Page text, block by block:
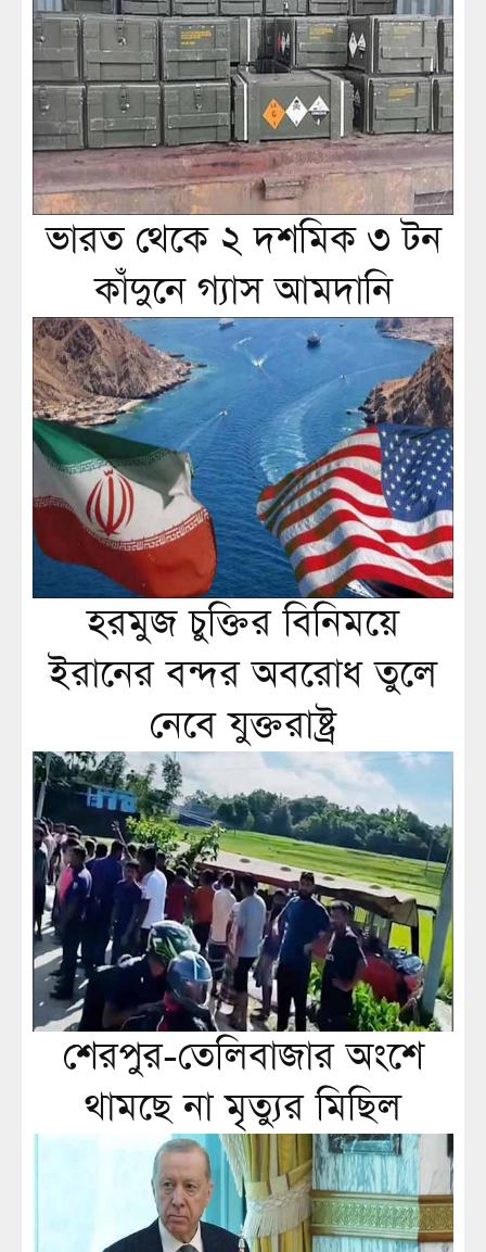
ভারত থেকে ২ দশমিক ৩ টন
কাঁদুনে গ্যাস আমদানি
হরমুজ চুক্তির বিনিময়ে
ইরানের বন্দর অবরোধ তুলে
নেবে যুক্তরাষ্ট্র
শেরপুর-তেলিবাজার অংশে
থামছে না মৃত্যুর মিছিল